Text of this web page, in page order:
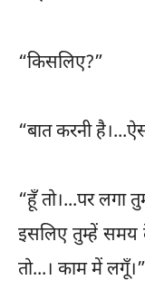
“किसलिए?”
“बात करनी
“हूँ तो।...पर लगा
इसलिए तुम्हें समय
तो...। काम में लगूँ।”